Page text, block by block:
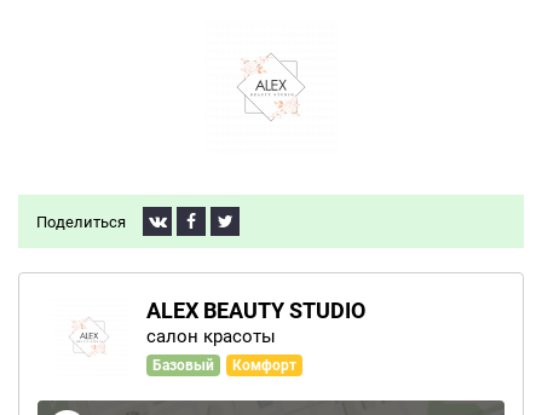
Поделиться
ALEX BEAUTY STUDIO
салон красоты
Базовый Комфорт